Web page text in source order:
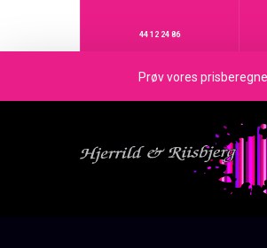
44 12 24 86
Prøv vores